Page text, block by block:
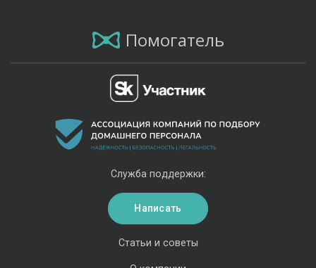
Помогатель
Статьи и советы
Служба поддержки:
Написать